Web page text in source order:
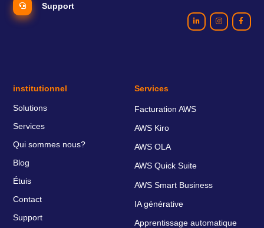
Support
institutionnel
Solutions
Services
Qui sommes nous?
Blog
Étuis
Contact
Support
Services
Facturation AWS
AWS Kiro
AWS OLA
AWS Quick Suite
AWS Smart Business
IA générative
Apprentissage automatique